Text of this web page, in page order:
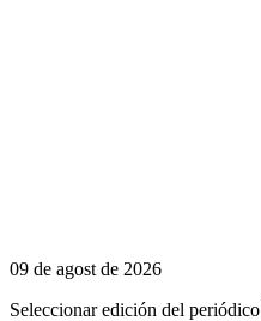
09 de agost de 2026
Seleccionar edición del periódico